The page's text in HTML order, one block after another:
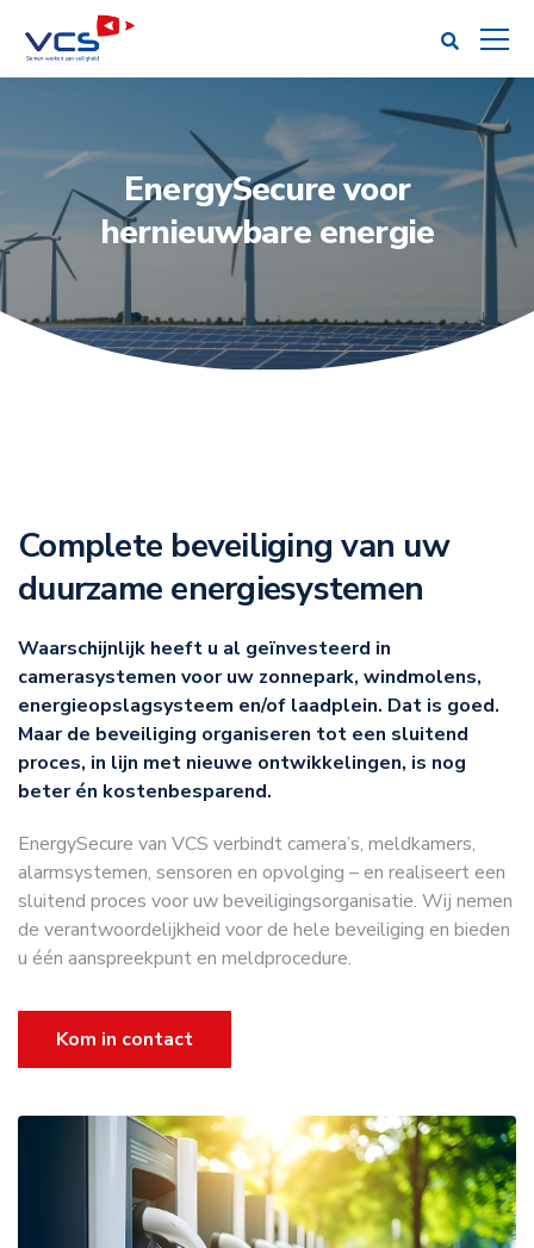
EnergySecure voor
hernieuwbare energie
Complete beveiliging van uw
duurzame energiesystemen
Waarschijnlijk heeft u al geïnvesteerd in
camerasystemen voor uw zonnepark, windmolens,
energieopslagsysteem en/of laadplein. Dat is goed.
Maar de beveiliging organiseren tot een sluitend
proces, in lijn met nieuwe ontwikkelingen, is nog
beter én kostenbesparend.
EnergySecure van VCS verbindt camera’s, meldkamers,
alarmsystemen, sensoren en opvolging – en realiseert een
sluitend proces voor uw beveiligingsorganisatie. Wij nemen
de verantwoordelijkheid voor de hele beveiliging en bieden
u één aanspreekpunt en meldprocedure.
Kom in contact